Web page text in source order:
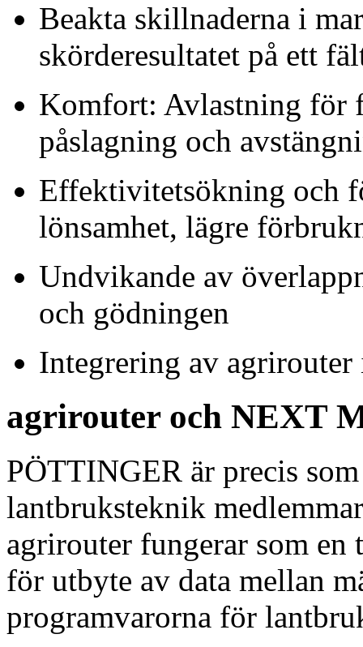
Beakta skillnaderna i
skörderesultatet på ett
Komfort: Avlastning för
påslagning och
Effektivitetsökning och
lönsamhet, lägre
Undvikande av
och gödningen
Integrering av
agrirouter och NEXT
PÖTTINGER är precis
lantbruksteknik
agrirouter fungerar som
för utbyte av data mellan
programvarorna för